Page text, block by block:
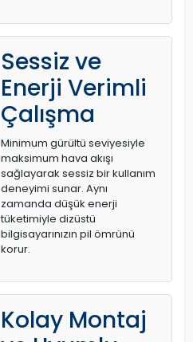
Sessiz ve
Enerji Verimli
Çalışma
Minimum gürültü seviyesiyle
maksimum hava akışı
sağlayarak sessiz bir kullanım
deneyimi sunar. Aynı
zamanda düşük enerji
tüketimiyle dizüstü
bilgisayarınızın pil ömrünü
korur.
Kolay Montaj